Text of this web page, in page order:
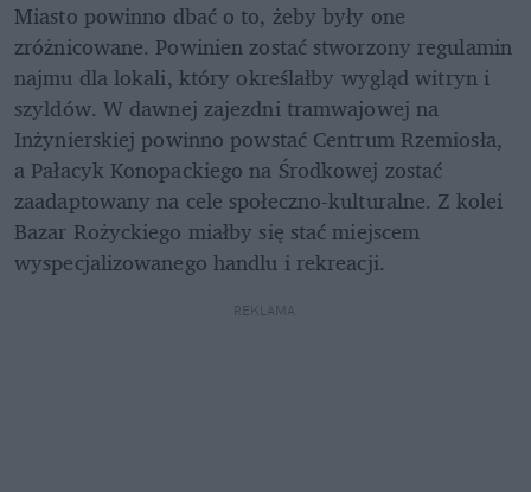
Miasto powinno dbać o to, żeby były one
zróżnicowane. Powinien zostać stworzony regulamin
najmu dla lokali, który określałby wygląd witryn i
szyldów. W dawnej zajezdni tramwajowej na
Inżynierskiej powinno powstać Centrum Rzemiosła,
a Pałacyk Konopackiego na Środkowej zostać
zaadaptowany na cele społeczno-kulturalne. Z kolei
Bazar Rożyckiego miałby się stać miejscem
wyspecjalizowanego handlu i rekreacji.
REKLAMA